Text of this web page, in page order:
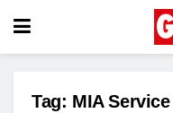
Tag: MIA